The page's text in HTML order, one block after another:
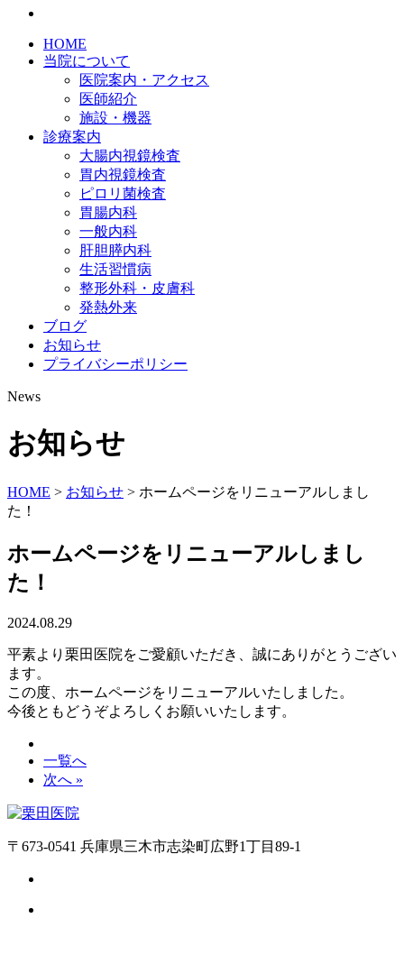
HOME
当院について
医院案内・アクセス
医師紹介
施設・機器
診療案内
大腸内視鏡検査
胃内視鏡検査
ピロリ菌検査
胃腸内科
一般内科
肝胆膵内科
生活習慣病
整形外科・皮膚科
発熱外来
ブログ
お知らせ
プライバシーポリシー
News
お知らせ
HOME > お知らせ > ホームページをリニューアルしまし
た！
ホームページをリニューアルしまし
た！
2024.08.29
平素より栗田医院をご愛顧いただき、誠にありがとうござい
ます。
この度、ホームページをリニューアルいたしました。
今後ともどうぞよろしくお願いいたします。
一覧へ
次へ »
〒673-0541 兵庫県三木市志染町広野1丁目89-1